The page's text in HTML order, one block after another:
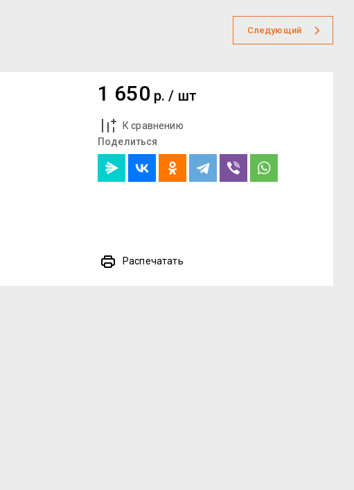
Следующий
1 650 р. / шт
К сравнению
Поделиться
Распечатать